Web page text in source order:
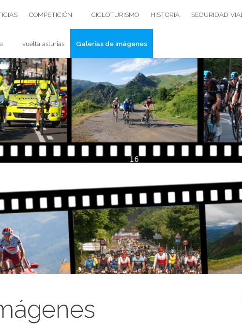
COMPETICIÓN CICLOTURISMO HISTORIA SEGURIDAD VIAL
vuelta asturias Galerías de imágenes